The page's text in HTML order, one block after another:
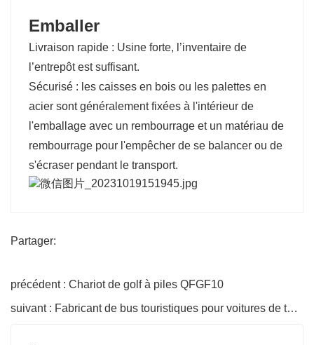
Emballer
Livraison rapide : Usine forte, l’inventaire de
l’entrepôt est suffisant.
Sécurisé : les caisses en bois ou les palettes en
acier sont généralement fixées à l'intérieur de
l'emballage avec un rembourrage et un matériau de
rembourrage pour l'empêcher de se balancer ou de
s'écraser pendant le transport.
Partager:
précédent : Chariot de golf à piles QFGF10
suivant : Fabricant de bus touristiques pour voitures de tourisme